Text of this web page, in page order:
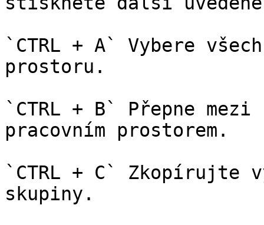
`CTRL + A` Vybere
prostoru.
`CTRL + B` Přepne
pracovním prostorem.
`CTRL + C` Zkopírujte
skupiny.